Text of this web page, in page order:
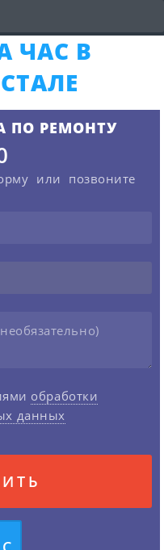
ЧАС В
ПО РЕМОНТУ
или позвоните
обработки
данных